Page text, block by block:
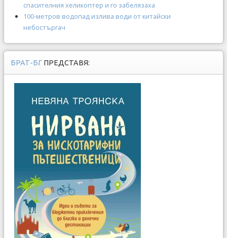
спасителния хеликоптер и го забелязаха
100-метров водопад излива води от китайски
небостъргач
БРАТ-БГ ПРЕДСТАВЯ: